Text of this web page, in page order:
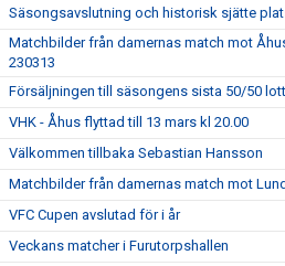
Säsongsavslutning och historisk sjätte
Matchbilder från damernas match mot
230313
Försäljningen till säsongens sista 50/50
VHK - Åhus flyttad till 13 mars kl 20.00
Välkommen tillbaka Sebastian Hansson
Matchbilder från damernas match mot
VFC Cupen avslutad för i år
Veckans matcher i Furutorpshallen